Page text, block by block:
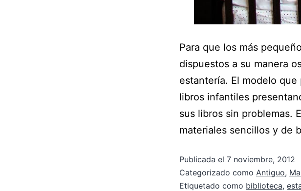
Para que los más
dispuestos a su manera
estantería. El modelo
libros infantiles
sus libros sin problemas.
materiales sencillos y de
Publicada el 7 noviembre, 2012
Categorizado como Antiguo,
Etiquetado como biblioteca,